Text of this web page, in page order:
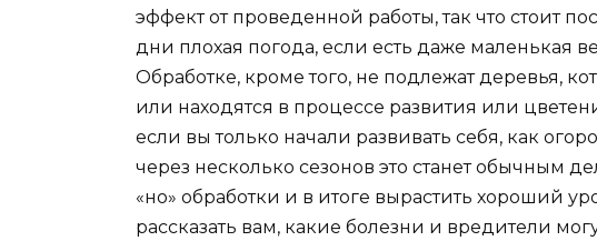
эффект от проведенной работы, так что стоит
дни плохая погода, если есть даже маленькая
Обработке, кроме того, не подлежат деревья,
или находятся в процессе развития или
если вы только начали развивать себя, как
через несколько сезонов это станет обычным
«но» обработки и в итоге вырастить хороший
рассказать вам, какие болезни и вредители